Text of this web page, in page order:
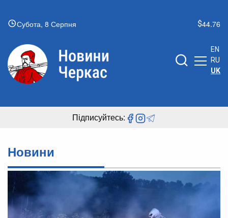
Субота, 8 Серпня 44.76
EN
RU
UK
Підписуйтесь:
Новини